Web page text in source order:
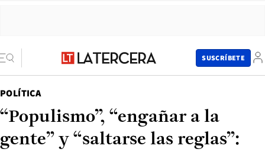
SUSCRÍBETE
POLÍTICA
“Populismo”, “engañar a la
gente” y “saltarse las reglas”: